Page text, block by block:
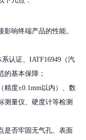
响终端产品的性能。
系认证、IATF16949（汽
的基本保障；
精度±0.1mm以内）、数
测量仪、硬度计等检测
是否牢固无气孔、表面